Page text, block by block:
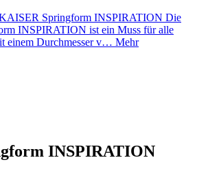
Springform INSPIRATION Die
INSPIRATION ist ein Muss für alle
einem Durchmesser v… Mehr
INSPIRATION